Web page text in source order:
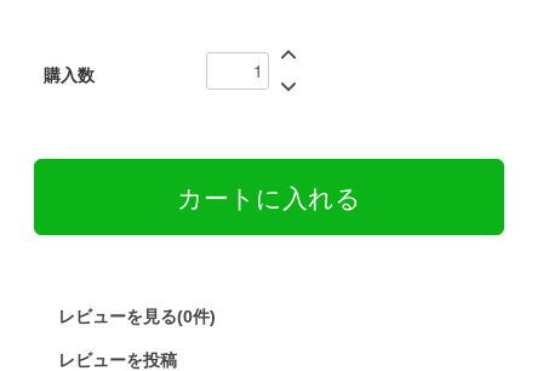
購入数
レビューを見る(0件)
レビューを投稿